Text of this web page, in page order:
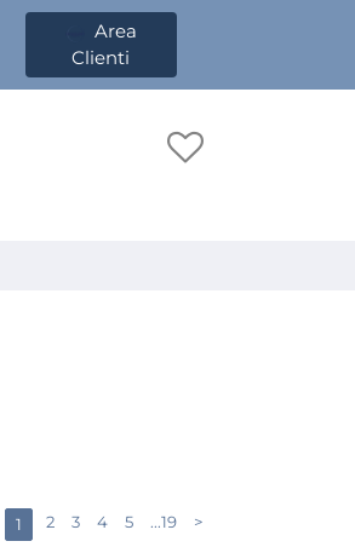
Area
Clienti
1 2 3 4 5 ...19 >